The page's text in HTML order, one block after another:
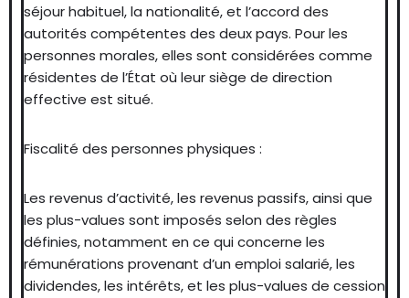
séjour habituel, la nationalité, et l’accord des
autorités compétentes des deux pays. Pour les
personnes morales, elles sont considérées comme
résidentes de l’État où leur siège de direction
effective est situé.
Fiscalité des personnes physiques :
Les revenus d’activité, les revenus passifs, ainsi que
les plus-values sont imposés selon des règles
définies, notamment en ce qui concerne les
rémunérations provenant d’un emploi salarié, les
dividendes, les intérêts, et les plus-values de cession